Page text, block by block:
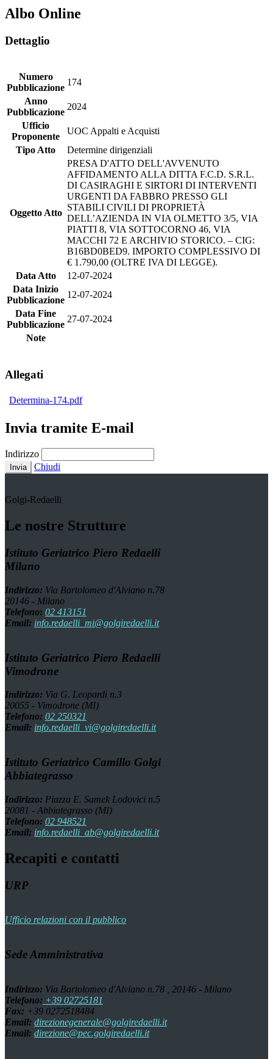
Albo Online
Dettaglio
Numero
Pubblicazione
174
Anno
Pubblicazione
2024
Ufficio
Proponente
UOC Appalti e Acquisti
Tipo Atto
Determine dirigenziali
Oggetto Atto
PRESA D'ATTO DELL'AVVENUTO
AFFIDAMENTO ALLA DITTA F.C.D. S.R.L.
DI CASIRAGHI E SIRTORI DI INTERVENTI
URGENTI DA FABBRO PRESSO GLI
STABILI CIVILI DI PROPRIETÀ
DELL’AZIENDA IN VIA OLMETTO 3/5, VIA
PIATTI 8, VIA SOTTOCORNO 46, VIA
MACCHI 72 E ARCHIVIO STORICO. – CIG:
B16BD0BED9. IMPORTO COMPLESSIVO DI
€ 1.790,00 (OLTRE IVA DI LEGGE).
Data Atto
12-07-2024
Data Inizio
Pubblicazione
12-07-2024
Data Fine
Pubblicazione
27-07-2024
Note
Allegati
Determina-174.pdf
Invia tramite E-mail
Indirizzo
Invia Chiudi
Golgi-Redaelli
Le nostre Strutture
Istituto Geriatrico Piero Redaelli
Milano
Indirizzo: Via Bartolomeo d'Alviano n.78
20146 - Milano
Telefono: 02 413151
Email: info.redaelli_mi@golgiredaelli.it
Istituto Geriatrico Piero Redaelli
Vimodrone
Indirizzo: Via G. Leopardi n.3
20055 - Vimodrone (MI)
Telefono: 02 250321
Email: info.redaelli_vi@golgiredaelli.it
Istituto Geriatrico Camillo Golgi
Abbiategrasso
Indirizzo: Piazza E. Samek Lodovici n.5
20081 - Abbiategrasso (MI)
Telefono: 02 948521
Email: info.redaelli_ab@golgiredaelli.it
Recapiti e contatti
URP
Ufficio relazioni con il pubblico
Sede Amministrativa
Indirizzo: Via Bartolomeo d'Alviano n.78 , 20146 - Milano
Telefono: +39 02725181
Fax: +39 0272518484
Email: direzionegenerale@golgiredaelli.it
Email: direzione@pec.golgiredaelli.it